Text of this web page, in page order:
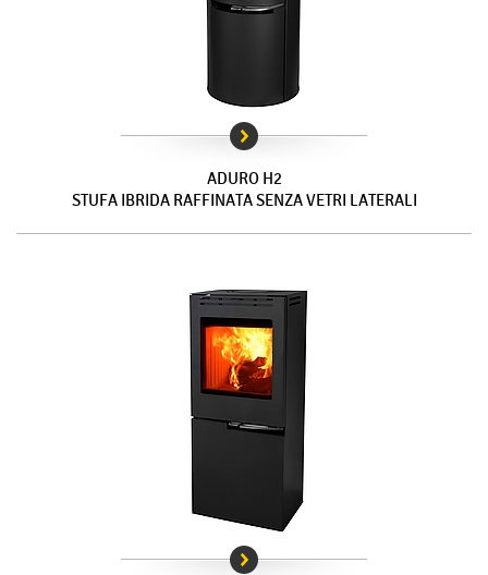
ADURO H2
STUFA IBRIDA RAFFINATA SENZA VETRI LATERALI